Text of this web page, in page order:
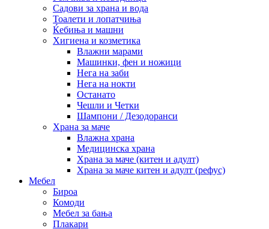
Садови за храна и вода
Тоалети и лопатчиња
Ќебиња и машни
Хигиена и козметика
Влажни марами
Машинки, фен и ножици
Нега на заби
Нега на нокти
Останато
Чешли и Четки
Шампони / Дезодоранси
Храна за маче
Влажна храна
Медицинска храна
Храна за маче (китен и адулт)
Храна за маче китен и адулт (рефус)
Мебел
Бироа
Комоди
Мебел за бања
Плакари